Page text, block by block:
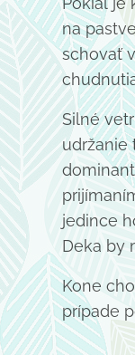
na
schovať
Silné
udržanie
jedince
Deka by
Kone
prípade